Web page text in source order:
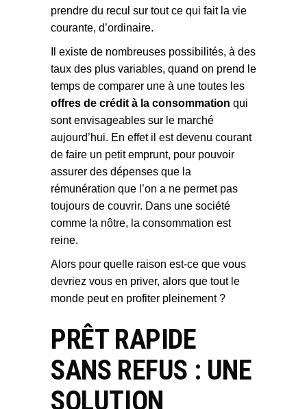
prendre du recul sur tout ce qui fait la vie
courante, d’ordinaire.
Il existe de nombreuses possibilités, à des
taux des plus variables, quand on prend le
temps de comparer une à une toutes les
offres de crédit à la consommation qui
sont envisageables sur le marché
aujourd’hui. En effet il est devenu courant
de faire un petit emprunt, pour pouvoir
assurer des dépenses que la
rémunération que l’on a ne permet pas
toujours de couvrir. Dans une société
comme la nôtre, la consommation est
reine.
Alors pour quelle raison est-ce que vous
devriez vous en priver, alors que tout le
monde peut en profiter pleinement ?
PRÊT RAPIDE
SANS REFUS : UNE
SOLUTION